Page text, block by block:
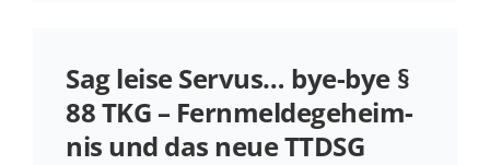
Sag leise Servus… bye-bye §
88 TKG – Fern­mel­de­ge­heim­
nis und das neue TTDSG